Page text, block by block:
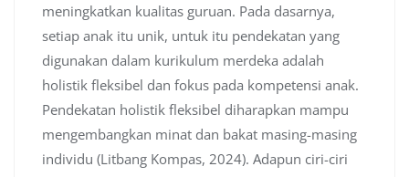
meningkatkan kualitas guruan. Pada dasarnya,
setiap anak itu unik, untuk itu pendekatan yang
digunakan dalam kurikulum merdeka adalah
holistik fleksibel dan fokus pada kompetensi anak.
Pendekatan holistik fleksibel diharapkan mampu
mengembangkan minat dan bakat masing-masing
individu (Litbang Kompas, 2024). Adapun ciri-ciri